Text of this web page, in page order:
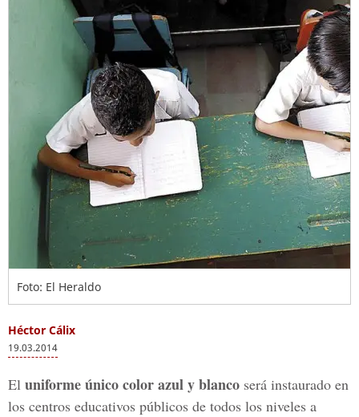
Foto: El Heraldo
Héctor Cálix
19.03.2014
El uniforme único color azul y blanco será instaurado en
los centros educativos públicos de todos los niveles a